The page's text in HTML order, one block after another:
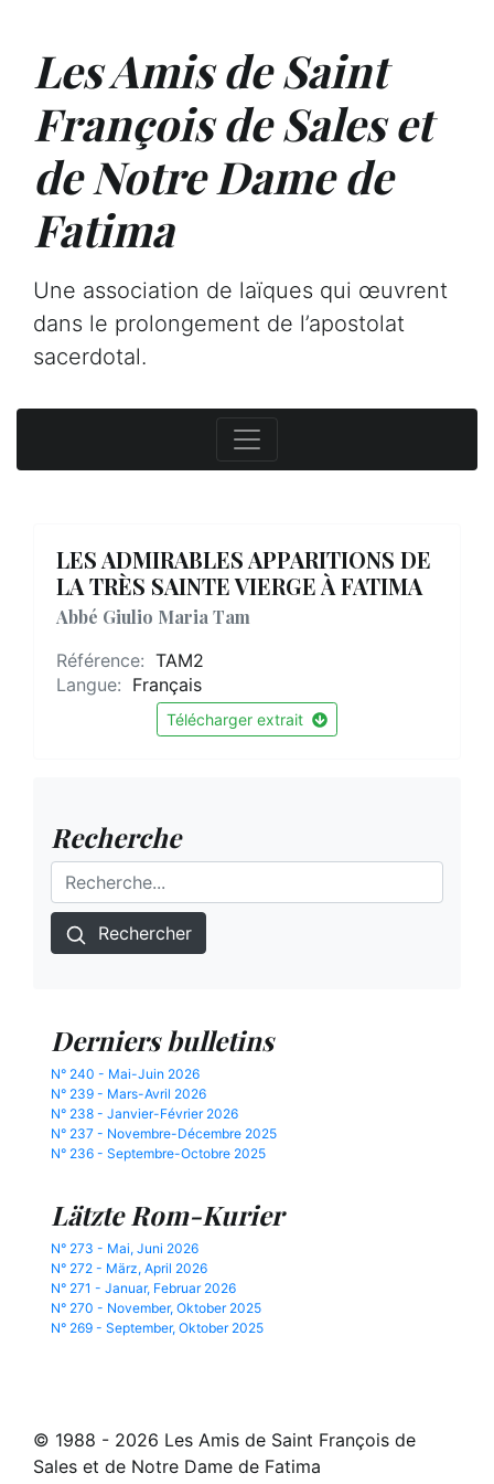
Les Amis de Saint
François de Sales et
de Notre Dame de
Fatima
Une association de laïques qui œuvrent
dans le prolongement de l’apostolat
sacerdotal.
LES ADMIRABLES APPARITIONS DE
LA TRÈS SAINTE VIERGE À FATIMA
Abbé Giulio Maria Tam
Référence: TAM2
Langue: Français
Télécharger extrait
Recherche
Rechercher
Derniers bulletins
N° 240 - Mai-Juin 2026
N° 239 - Mars-Avril 2026
N° 238 - Janvier-Février 2026
N° 237 - Novembre-Décembre 2025
N° 236 - Septembre-Octobre 2025
Lätzte Rom-Kurier
N° 273 - Mai, Juni 2026
N° 272 - März, April 2026
N° 271 - Januar, Februar 2026
N° 270 - November, Oktober 2025
N° 269 - September, Oktober 2025
© 1988 - 2026 Les Amis de Saint François de
Sales et de Notre Dame de Fatima